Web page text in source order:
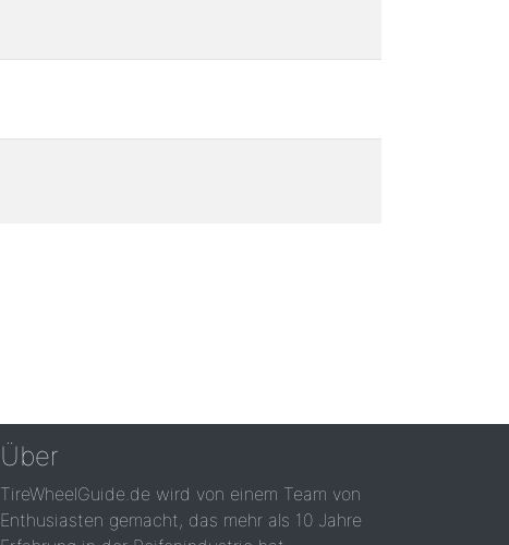
Über
TireWheelGuide.de wird von einem Team von
Enthusiasten gemacht, das mehr als 10 Jahre